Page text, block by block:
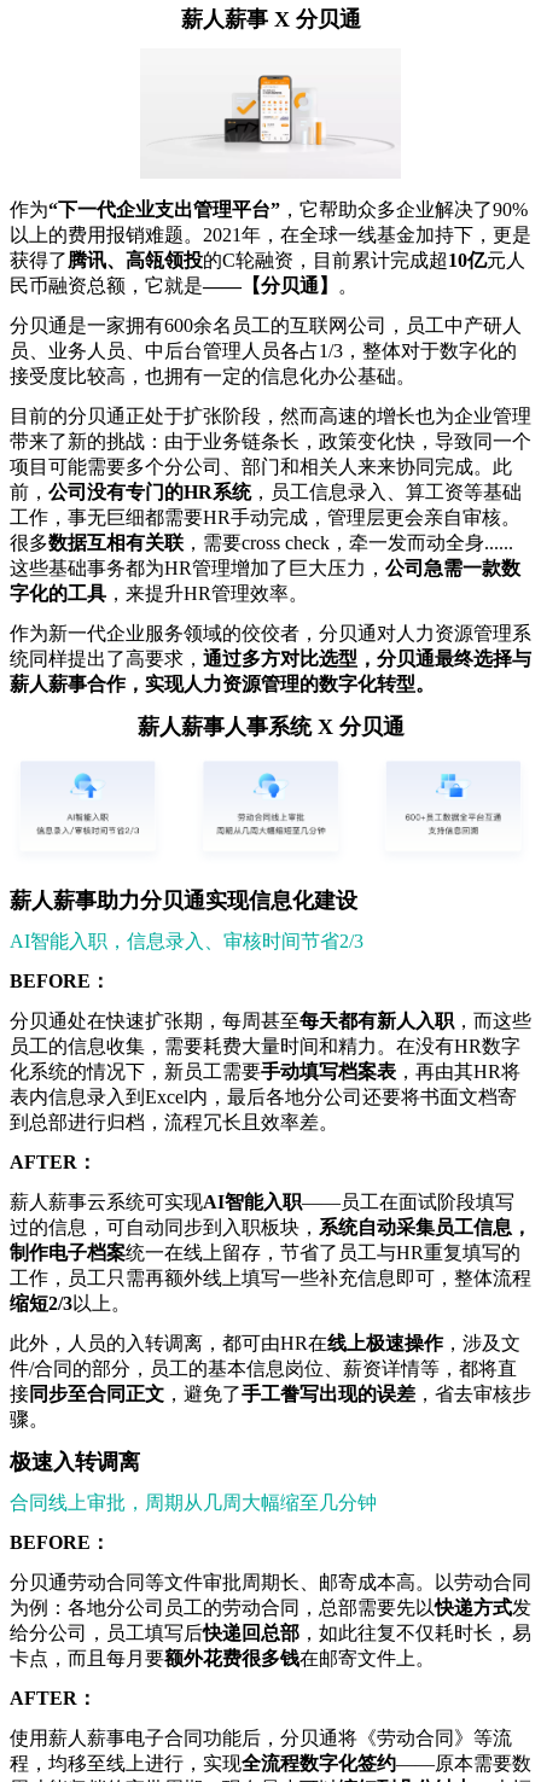
薪人薪事 X 分贝通
作为“下一代企业支出管理平台” ，它帮助众多企业解决了90%
以上的费用报销难题。2021年，在全球一线基金加持下，更是
获得了腾讯、高瓴领投的C轮融资，目前累计完成超10亿元人
民币融资总额，它就是——【分贝通】
。
分贝通是一家拥有600余名员工的互联网公司，员工中产研人
员、业务人员、中后台管理人员各占1/3，整体对于数字化的
接受度比较高，也拥有一定的信息化办公基础。
目前的分贝通正处于扩张阶段，然而高速的增长也为企业管理
带来了新的挑战：由于业务链条长，政策变化快，导致同一个
项目可能需要多个分公司、部门和相关人来来协同完成。此
前， 公司没有专门的HR系统，员工信息录入、算工资等基础
工作，事无巨细都需要HR手动完成，管理层更会亲自审核。
很多数据互相有关联 ，需要cross check，牵一发而动全身......
这些基础事务都为HR管理增加了巨大压力， 公司急需一款数
字化的工具 ，来提升HR管理效率。
作为新一代企业服务领域的佼佼者，分贝通对人力资源管理系
统同样提出了高要求， 通过多方对比选型，分贝通最终选择与
薪人薪事合作，实现人力资源管理的数字化转型。
薪人薪事人事系统 X 分贝通
薪人薪事助力分贝通实现信息化建设
AI智能入职，信息录入、审核时间节省2/3
BEFORE：
分贝通处在快速扩张期，每周甚至每天都有新人入职 ，而这些
员工的信息收集，需要耗费大量时间和精力。在没有HR数字
化系统的情况下，新员工需要手动填写档案表 ，再由其HR将
表内信息录入到Excel内，最后各地分公司还要将书面文档寄
到总部进行归档，流程冗长且效率差。
AFTER：
薪人薪事云系统可实现AI智能入职——员工在面试阶段填写
过的信息，可自动同步到入职板块， 系统自动采集员工信息，
制作电子档案统一在线上留存，节省了员工与HR重复填写的
工作，员工只需再额外线上填写一些补充信息即可，整体流程
缩短2/3以上。
此外，人员的入转调离，都可由HR在线上极速操作，涉及文
件/合同的部分，员工的基本信息岗位、薪资详情等，都将直
接同步至合同正文 ，避免了手工誊写出现的误差 ，省去审核步
骤。
极速入转调离
合同线上审批，周期从几周大幅缩至几分钟
BEFORE：
分贝通劳动合同等文件审批周期长、邮寄成本高。以劳动合同
为例：各地分公司员工的劳动合同，总部需要先以快递方式发
给分公司，员工填写后快递回总部 ，如此往复不仅耗时长，易
卡点，而且每月要额外花费很多钱在邮寄文件上。
AFTER：
使用薪人薪事电子合同功能后，分贝通将《劳动合同》等流
程，均移至线上进行，实现全流程数字化签约——原本需要数